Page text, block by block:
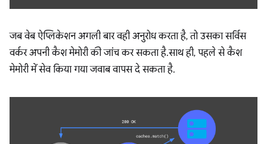
जब वेब ऐप्लिकेशन अगली बार वही अनुरोध करता है, तो उसका सर्विस
वर्कर अपनी कैश मेमोरी की जांच कर सकता है. साथ ही, पहले से कैश
मेमोरी में सेव किया गया जवाब वापस दे सकता है.